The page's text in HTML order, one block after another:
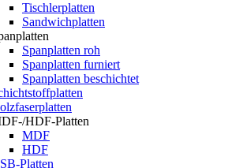
Tischlerplatten
Sandwichplatten
Spanplatten roh
Spanplatten furniert
Spanplatten beschichtet
HDF-Platten
MDF
HDF
Platten